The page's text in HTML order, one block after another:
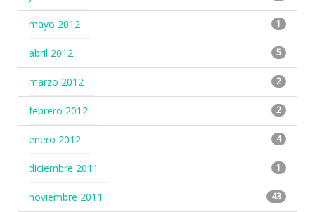
mayo 2012 1
abril 2012 5
marzo 2012 2
febrero 2012 2
enero 2012 4
diciembre 2011 1
noviembre 2011 43